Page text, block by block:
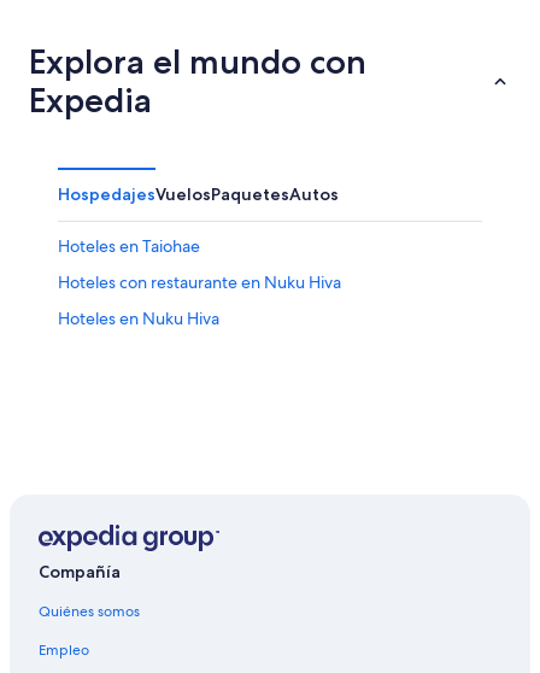
Explora el mundo con
Expedia
HospedajesVuelosPaquetesAutos
Hoteles en Taiohae
Hoteles con restaurante en Nuku Hiva
Hoteles en Nuku Hiva
Compañía
Quiénes somos
Empleo